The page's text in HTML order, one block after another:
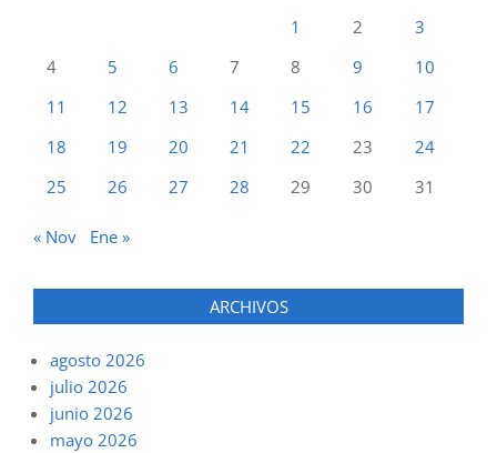
1
2
3
4
5 6 7 8 9
10
11
12 13 14 15 16
17
18
19 20 21 22 23
24
25
26 27 28 29 30 31
« Nov Ene »
ARCHIVOS
agosto 2026
julio 2026
junio 2026
mayo 2026